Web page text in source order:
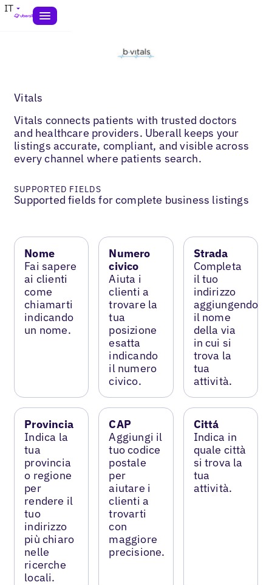
IT
Vitals
Vitals connects patients with trusted doctors
and healthcare providers. Uberall keeps your
listings accurate, compliant, and visible across
every channel where patients search.
SUPPORTED FIELDS
Supported fields for complete business listings
Nome
Fai sapere
ai clienti
come
chiamarti
indicando
un nome.
Numero
civico
Aiuta i
clienti a
trovare la
tua
posizione
esatta
indicando
il numero
civico.
Strada
Completa
il tuo
indirizzo
aggiungendo
il nome
della via
in cui si
trova la
tua
attività.
Provincia
Indica la
tua
provincia
o regione
per
rendere il
tuo
indirizzo
più chiaro
nelle
ricerche
locali.
CAP
Aggiungi il
tuo codice
postale
per
aiutare i
clienti a
trovarti
con
maggiore
precisione.
Cittá
Indica in
quale città
si trova la
tua
attività.